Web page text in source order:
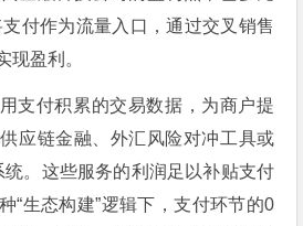
付作为流量入口，通过交叉销售
现盈利。
支付积累的交易数据，为商户提
应链金融、外汇风险对冲工具或
。这些服务的利润足以补贴支付
“生态构建”逻辑下，支付环节的0